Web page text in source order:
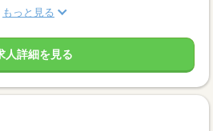
もっと見る
人詳細を見る